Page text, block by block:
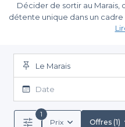
Décider de sortir au Marais,
détente unique dans un cadre
n’a pas suffisamment de
sympa avec happy hourpour
heures. Mais face à la
on a pas toujours le courage
abordables. Découvrez donc
zone
hour à Parispour vous
Le Marais
Date
1
Prix
Offres (1)